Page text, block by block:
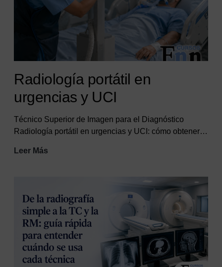
Radiología portátil en
urgencias y UCI
Técnico Superior de Imagen para el Diagnóstico
Radiología portátil en urgencias y UCI: cómo obtener…
Leer Más
y
UCI